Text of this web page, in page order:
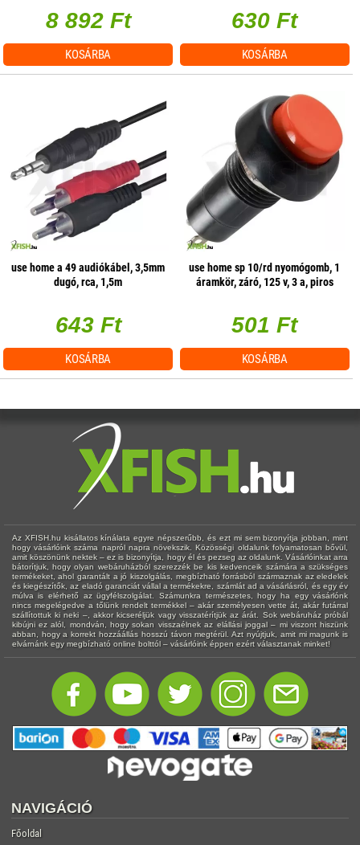
8 892 Ft
KOSÁRBA
630 Ft
KOSÁRBA
use home a 49 audiókábel, 3,5mm
dugó, rca, 1,5m
643 Ft
KOSÁRBA
use home sp 10/rd nyomógomb, 1
áramkör, záró, 125 v, 3 a, piros
501 Ft
KOSÁRBA
Az XFISH.hu kisállatos kínálata egyre népszerűbb, és ezt mi sem bizonyítja jobban, mint
hogy vásárlóink száma napról napra növekszik. Közösségi oldalunk folyamatosan bővül,
amit köszönünk nektek – ez is bizonyítja, hogy él és pezseg az oldalunk. Vásárlóinkat arra
bátorítjuk, hogy olyan webáruházból szerezzék be kis kedvenceik számára a szükséges
termékeket, ahol garantált a jó kiszolgálás, megbízható forrásból származnak az eledelek
és kiegészítők, az eladó garanciát vállal a termékekre, számlát ad a vásárlásról, és egy év
múlva is elérhető az ügyfélszolgálat. Számunkra természetes, hogy ha egy vásárlónk
nincs megelégedve a tőlünk rendelt termékkel – akár személyesen vette át, akár futárral
szállítottuk ki neki –, akkor kicseréljük vagy visszatérítjük az árát. Sok webáruház próbál
kibújni ez alól, mondván, hogy sokan visszaélnek az elállási joggal – mi viszont hiszünk
abban, hogy a korrekt hozzáállás hosszú távon megtérül. Azt nyújtjuk, amit mi magunk is
elvárnánk egy megbízható online bolttól – vásárlóink éppen ezért választanak minket!
NAVIGÁCIÓ
Főoldal